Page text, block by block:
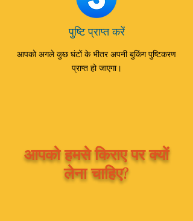
पुष्टि प्राप्त करें
आपको अगले कुछ घंटों के भीतर अपनी बुकिंग पुष्टिकरण
प्राप्त हो जाएगा।
आपको हमसे किराए पर क्यों
लेना चाहिए?